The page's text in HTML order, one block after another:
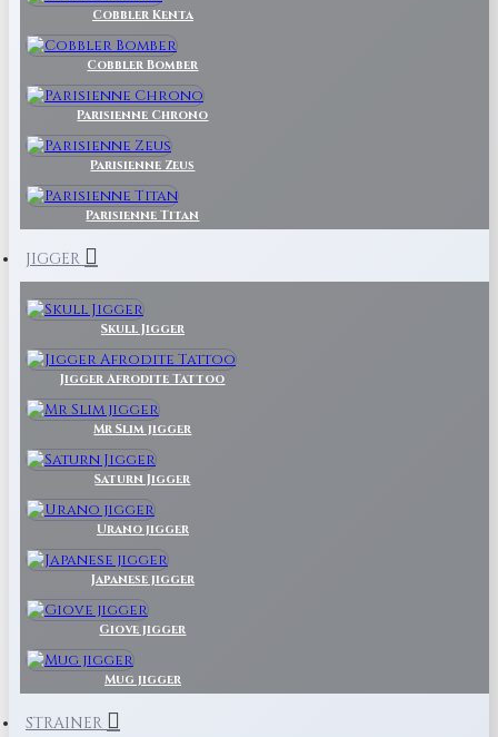
Cobbler Kenta
Cobbler Bomber
Parisienne Chrono
Parisienne Zeus
Parisienne Titan
JIGGER
Skull Jigger
Jigger Afrodite Tattoo
Mr Slim jigger
Saturn Jigger
Urano jigger
Japanese jigger
Giove jigger
Mug jigger
STRAINER